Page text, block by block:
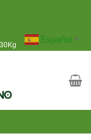
Español ▼